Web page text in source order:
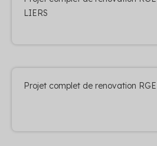
LIERS
Projet complet de renovation